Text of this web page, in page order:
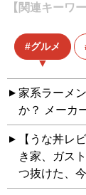
【関連キーワ
グルメ
家系ラーメ
か？ メーカ
【うな丼レ
き家、ガス
つ抜けた、